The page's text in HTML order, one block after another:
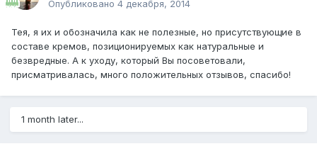
Опубликовано 4 декабря, 2014
Тея, я их и обозначила как не полезные, но присутствующие в
составе кремов, позиционируемых как натуральные и
безвредные. А к уходу, который Вы посоветовали,
присматривалась, много положительных отзывов, спасибо!
1 month later...